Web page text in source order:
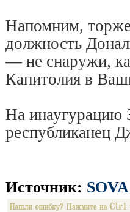
Напомним,
должность
— не снаружи,
Капитолия в
На инаугурацию
республиканец
Источник: SOVA